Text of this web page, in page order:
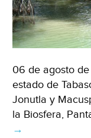
06 de agosto
estado de
Jonutla y
la Biosfera,
→